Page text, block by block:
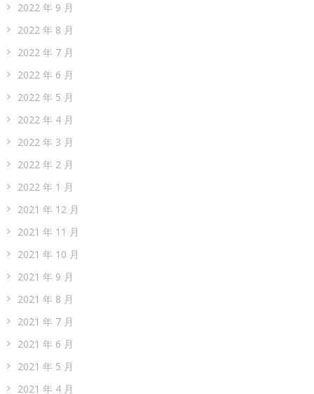
2022 年 9 月
2022 年 8 月
2022 年 7 月
2022 年 6 月
2022 年 5 月
2022 年 4 月
2022 年 3 月
2022 年 2 月
2022 年 1 月
2021 年 12 月
2021 年 11 月
2021 年 10 月
2021 年 9 月
2021 年 8 月
2021 年 7 月
2021 年 6 月
2021 年 5 月
2021 年 4 月